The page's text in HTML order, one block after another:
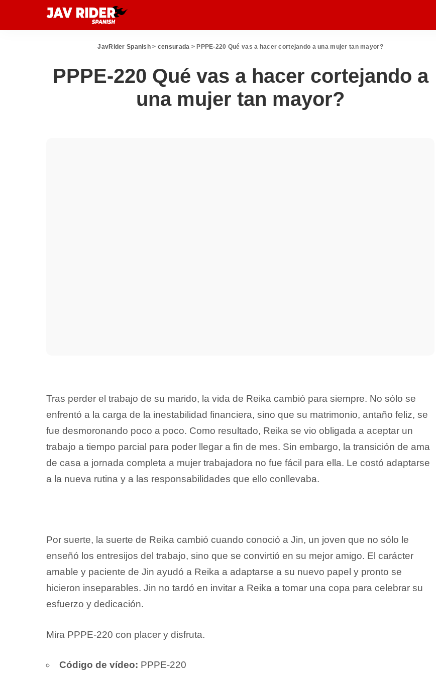
JavRider Spanish> censurada > PPPE-220 Qué vas a hacer cortejando a una mujer tan mayor?
PPPE-220 Qué vas a hacer cortejando a
una mujer tan mayor?
Tras perder el trabajo de su marido, la vida de Reika cambió para siempre. No sólo se
enfrentó a la carga de la inestabilidad financiera, sino que su matrimonio, antaño feliz, se
fue desmoronando poco a poco. Como resultado, Reika se vio obligada a aceptar un
trabajo a tiempo parcial para poder llegar a fin de mes. Sin embargo, la transición de ama
de casa a jornada completa a mujer trabajadora no fue fácil para ella. Le costó adaptarse
a la nueva rutina y a las responsabilidades que ello conllevaba.
Por suerte, la suerte de Reika cambió cuando conoció a Jin, un joven que no sólo le
enseñó los entresijos del trabajo, sino que se convirtió en su mejor amigo. El carácter
amable y paciente de Jin ayudó a Reika a adaptarse a su nuevo papel y pronto se
hicieron inseparables. Jin no tardó en invitar a Reika a tomar una copa para celebrar su
esfuerzo y dedicación.
Mira PPPE-220 con placer y disfruta.
Código de vídeo: PPPE-220